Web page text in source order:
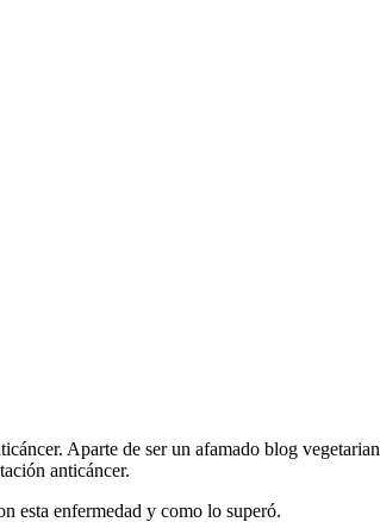
Aparte de ser un afamado blog
anticáncer.
esta enfermedad y como lo superó.